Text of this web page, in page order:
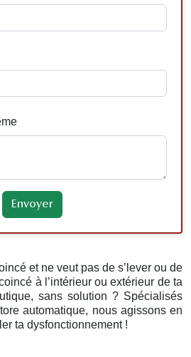
et ne veut pas de s’lever ou de
à l’intérieur ou extérieur de ta
sans solution ? Spécialisés
automatique, nous agissons en
ta dysfonctionnement !